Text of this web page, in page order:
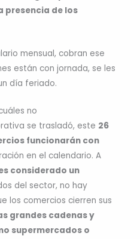
presencia de los
mensual, cobran ese
están con jornada, se les
día feriado.
no
se trasladó, este 26
funcionarán con
en el calendario. A
considerado un
del sector, no hay
los comercios cierren sus
grandes cadenas y
supermercados o